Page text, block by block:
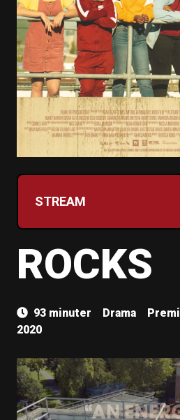
STREAM
ROCKS
93 minuter Drama
2020